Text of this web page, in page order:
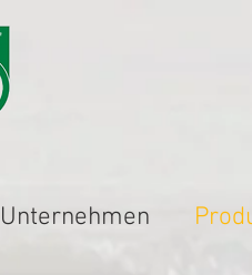
Unternehmen